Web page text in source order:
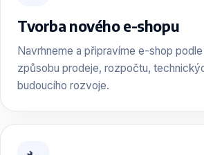
Tvorba nového e-shopu
Navrhneme a připravíme e-shop
způsobu prodeje, rozpočtu,
budoucího rozvoje.